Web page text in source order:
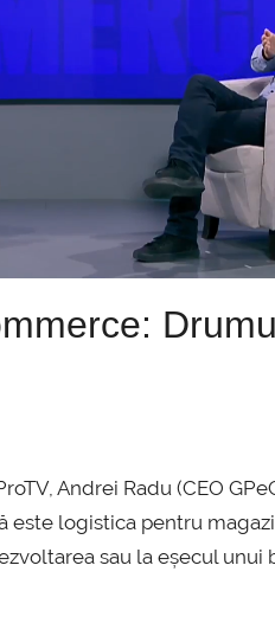
Andrei Radu (CEO
este logistica pentru
sau la eșecul unui